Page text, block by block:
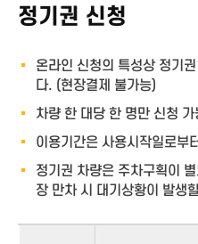
정기권 신청
온라인 신청의 특성상 정기
다. (현장결제 불가능)
차량 한 대당 한 명만 신청
이용기간은 사용시작일로부
정기권 차량은 주차구획이
장 만차 시 대기상황이 발생